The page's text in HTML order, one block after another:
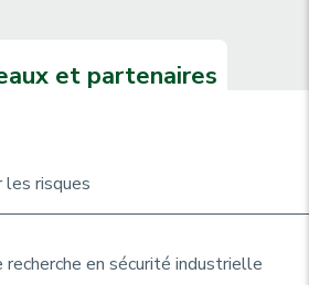
et partenaires
les risques
en sécurité industrielle